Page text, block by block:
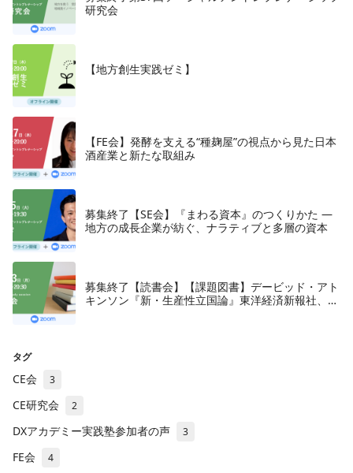
研究会
【地方創生実践ゼミ】
【FE会】発酵を支える“種麹屋”の視点から見た日本
酒産業と新たな取組み
募集終了【SE会】『まわる資本』のつくりかた —
地方の成長企業が紡ぐ、ナラティブと多層の資本
募集終了【読書会】【課題図書】デービッド・アト
キンソン『新・生産性立国論』東洋経済新報社、
タグ
CE会 3
CE研究会 2
DXアカデミー実践塾参加者の声 3
FE会 4